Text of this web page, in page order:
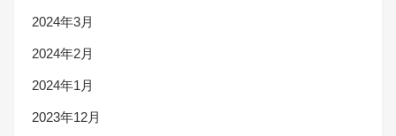
2024年3月
2024年2月
2024年1月
2023年12月